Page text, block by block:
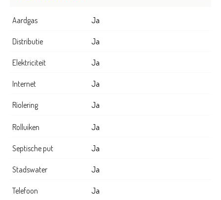
Aardgas Ja
Distributie Ja
Elektriciteit Ja
Internet Ja
Riolering Ja
Rolluiken Ja
Septische put Ja
Stadswater Ja
Telefoon Ja